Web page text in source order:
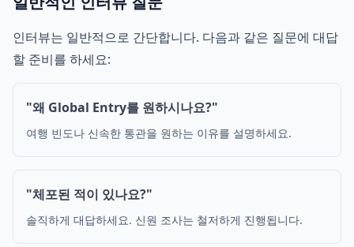
인터뷰는 일반적으로 간단합니다. 다음과 같은 질문에 대답
할 준비를 하세요:
"왜 Global Entry를 원하시나요?"
여행 빈도나 신속한 통관을 원하는 이유를 설명하세요.
"체포된 적이 있나요?"
솔직하게 대답하세요. 신원 조사는 철저하게 진행됩니다.